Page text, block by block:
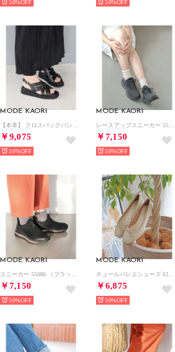
50% 50%
MODE KAORI
￥9,075
50%
MODE KAORI
￥7,150
50%
MODE KAORI
￥7,150
50%
MODE KAORI
￥6,875
50%